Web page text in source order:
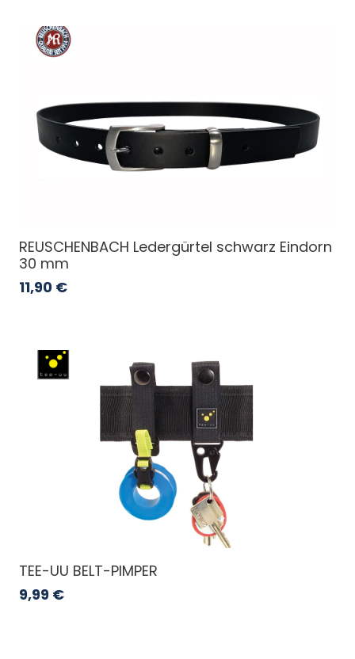
REUSCHENBACH Ledergürtel schwarz Eindorn
30 mm
11,90 €
TEE-UU BELT-PIMPER
9,99 €